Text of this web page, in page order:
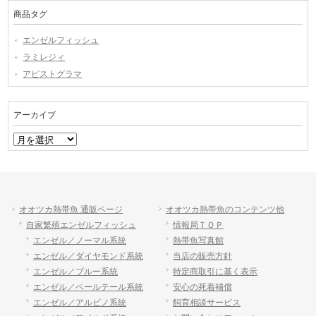
商品タグ
エンゼルフィッシュ
ラミレジィ
アピストグラマ
アーカイブ
ア
ー
オオツカ熱帯魚 通販ページ
自家繁殖エンゼルフィッシュ
エンゼル／ノーマル系統
エンゼル／ダイヤモンド系統
エンゼル／ブルー系統
エンゼル／ベールテール系統
エンゼル／アルビノ系統
オオツカ熱帯魚のコンテンツ他
情報局ＴＯＰ
熱帯魚写真館
当店の販売方針
特定商取引に基く表示
安心の死着補償
飼育相談サービス